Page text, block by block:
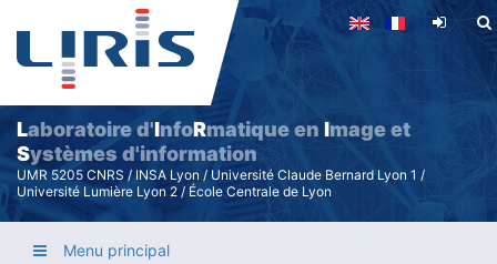
Aller
principal
Laboratoire d'InfoRmatique en Image et
Systèmes d'information
UMR 5205 CNRS / INSA Lyon / Université Claude Bernard Lyon 1 /
Université Lumière Lyon 2 / École Centrale de Lyon
Menu principal